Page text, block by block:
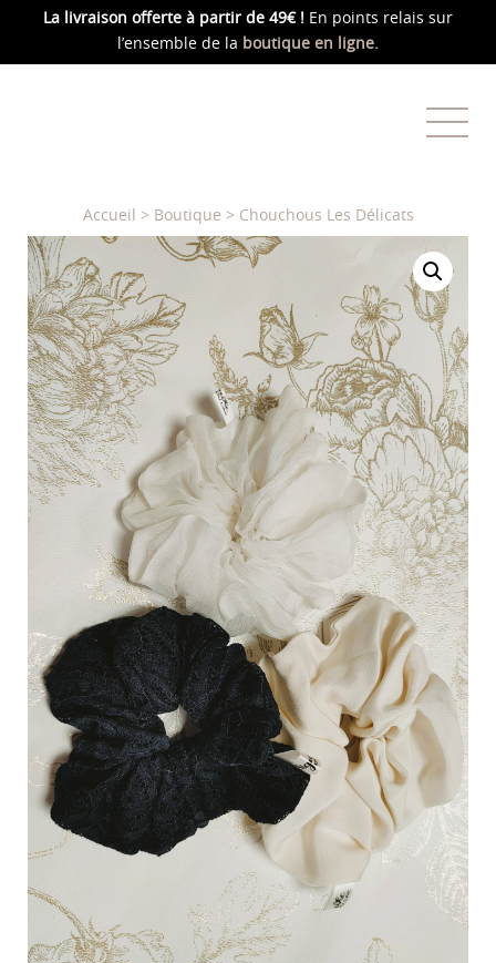
La livraison offerte à partir de 49€ ! En points relais sur
l’ensemble de la boutique en ligne.
Accueil > Boutique > Chouchous Les Délicats